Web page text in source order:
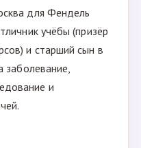
для Фендель
учёбы (призёр
и старший сын в
заболевание,
и